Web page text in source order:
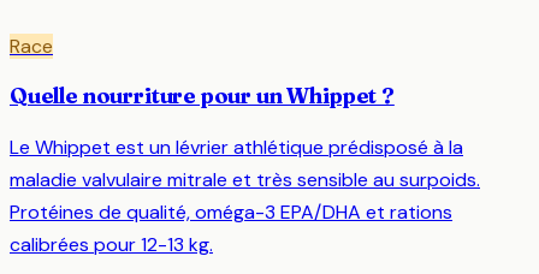
Race
Quelle nourriture pour un Whippet ?
Le Whippet est un lévrier athlétique prédisposé à la
maladie valvulaire mitrale et très sensible au surpoids.
Protéines de qualité, oméga-3 EPA/DHA et rations
calibrées pour 12-13 kg.